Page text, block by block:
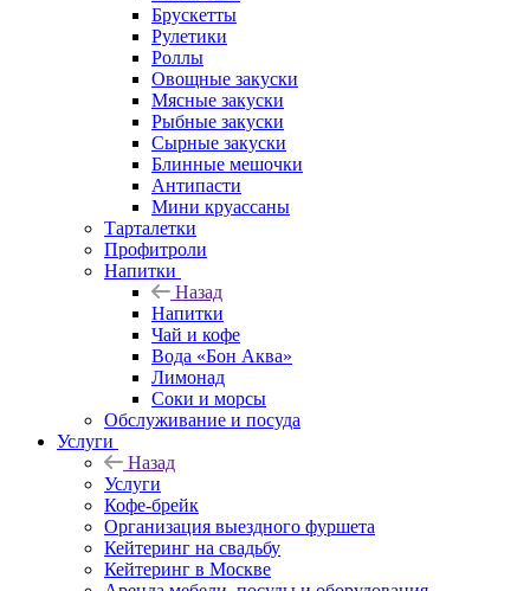
Брускетты
Рулетики
Роллы
Овощные закуски
Мясные закуски
Рыбные закуски
Сырные закуски
Блинные мешочки
Антипасти
Мини круассаны
Тарталетки
Профитроли
Напитки
Назад
Напитки
Чай и кофе
Вода «Бон Аква»
Лимонад
Соки и морсы
Обслуживание и посуда
Услуги
Назад
Услуги
Кофе-брейк
Организация выездного фуршета
Кейтеринг на свадьбу
Кейтеринг в Москве